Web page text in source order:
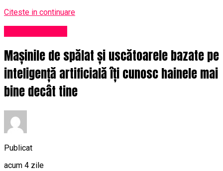
Citeste in continuare
Mașinile de spălat și uscătoarele bazate pe
inteligență artificială îți cunosc hainele mai
bine decât tine
Publicat
acum 4 zile